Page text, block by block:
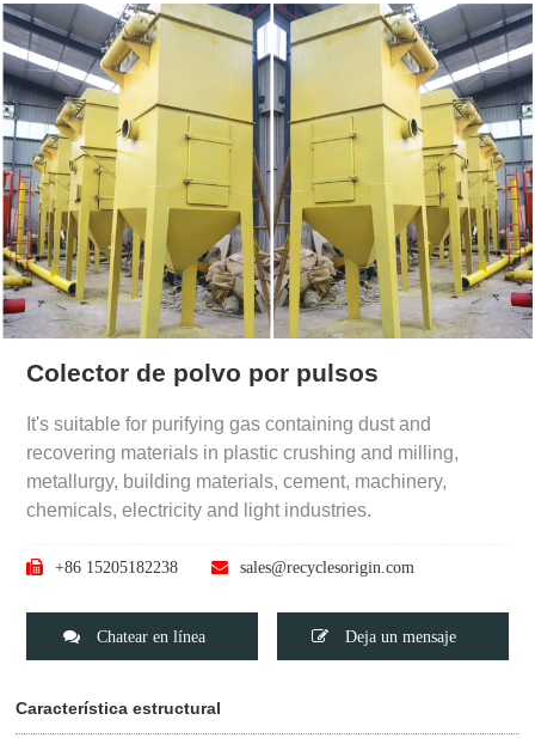
Colector de polvo por pulsos
It's suitable for purifying gas containing dust and
recovering materials in plastic crushing and milling,
metallurgy, building materials, cement, machinery,
chemicals, electricity and light industries.
+86 15205182238 sales@recyclesorigin.com
Chatear en línea Deja un mensaje
Característica estructural